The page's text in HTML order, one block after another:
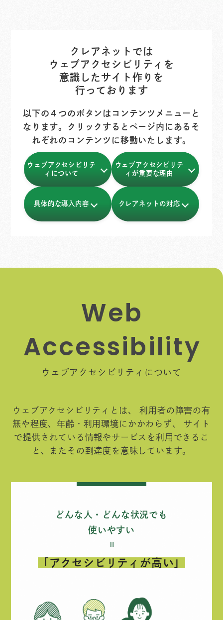
クレアネットでは
ウェブアクセシビリティを
意識したサイト作りを
行っております
以下の４つのボタンはコンテンツメニューと
なります。クリックするとページ内にあるそ
れぞれのコンテンツに移動いたします。
ウェブアクセシビリテ
ィ について
ウェブアクセシビリテ
ィ が重要な理由
具体的な導入内容 クレアネットの対応
Web
Accessib il ity
ウェブアクセシビリティについて
ウェブアクセシビリティとは、
利用者の障害の有
無や程度、年齢・利用環境にかかわらず、
サイト
で提供されている情報やサービスを利用できるこ
と、またその到達度を意味しています。
どんな人・どんな状況でも
使いやすい
＝
「アクセシビリティが高い」